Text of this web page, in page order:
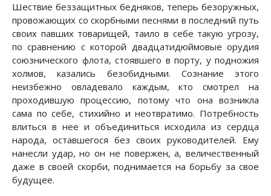
Шествие беззащитных бедняков, теперь безоружных,
провожающих со скорбными песнями в последний путь
своих павших товарищей, таило в себе такую угрозу,
по сравнению с которой двадцатидюймовые орудия
союзнического флота, стоявшего в порту, у подножия
холмов, казались безобидными. Сознание этого
неизбежно овладевало каждым, кто смотрел на
проходившую процессию, потому что она возникла
сама по себе, стихийно и неотвратимо. Потребность
влиться в нее и объединиться исходила из сердца
народа, оставшегося без своих руководителей. Ему
нанесли удар, но он не повержен, а, величественный
даже в своей скорби, поднимается на борьбу за свое
будущее.